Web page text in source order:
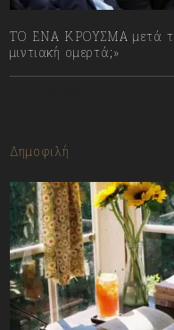
ΤΟ ΕΝΑ ΚΡΟΥΣΜΑ μετά
μιντιακή ομερτά;»
Δημοφιλή